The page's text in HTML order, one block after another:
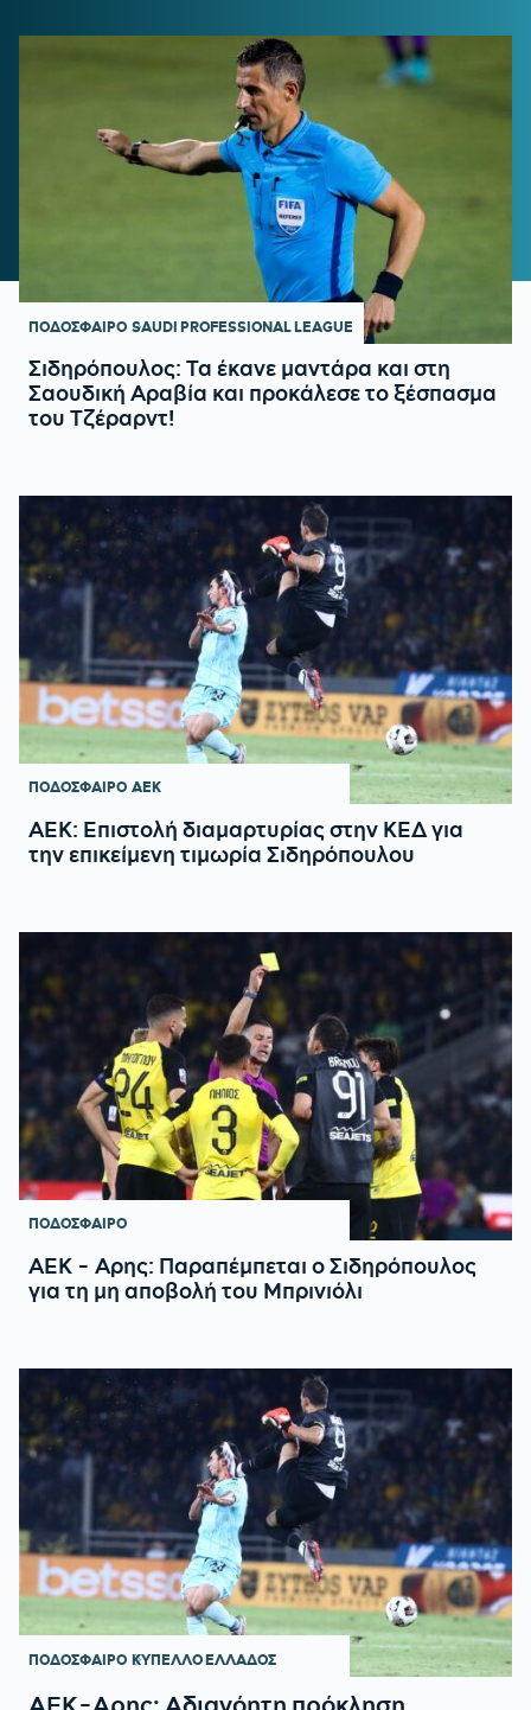
ΠΟΔΟΣΦΑΙΡΟ SAUDI PROFESSIONAL LEAGUE
Σιδηρόπουλος: Τα έκανε μαντάρα και στη
Σαουδική Αραβία και προκάλεσε το ξέσπασμα
του Τζέραρντ!
ΠΟΔΟΣΦΑΙΡΟ ΑΕΚ
ΑΕΚ: Επιστολή διαμαρτυρίας στην ΚΕΔ για
την επικείμενη τιμωρία Σιδηρόπουλου
ΠΟΔΟΣΦΑΙΡΟ
ΑΕΚ - Αρης: Παραπέμπεται ο Σιδηρόπουλος
για τη μη αποβολή του Μπρινιόλι
ΠΟΔΟΣΦΑΙΡΟ ΚΥΠΕΛΛΟ ΕΛΛΑΔΟΣ